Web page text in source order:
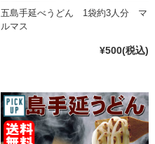
五島手延べうどん 1袋約3人分 マ
ルマス
¥500(税込)